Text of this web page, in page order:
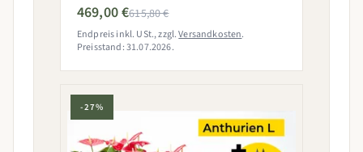
469,00 €615,80 €
Endpreis inkl. USt., zzgl.Versandkosten.
Preisstand: 31.07.2026.
-27%